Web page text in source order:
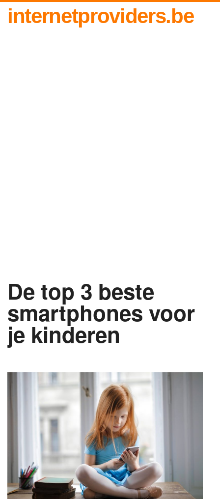
internetproviders.be
De top 3 beste
smartphones voor
je kinderen